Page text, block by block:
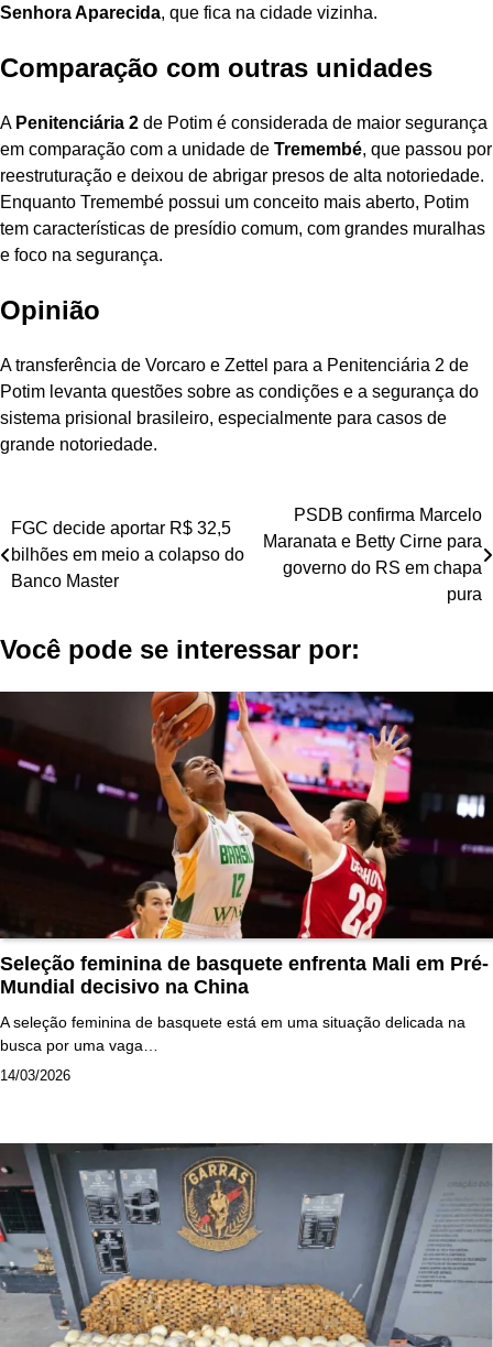
Senhora Aparecida, que fica na cidade vizinha.
Comparação com outras unidades
A Penitenciária 2 de Potim é considerada de maior segurança
em comparação com a unidade de Tremembé, que passou por
reestruturação e deixou de abrigar presos de alta notoriedade.
Enquanto Tremembé possui um conceito mais aberto, Potim
tem características de presídio comum, com grandes muralhas
e foco na segurança.
Opinião
A transferência de Vorcaro e Zettel para a Penitenciária 2 de
Potim levanta questões sobre as condições e a segurança do
sistema prisional brasileiro, especialmente para casos de
grande notoriedade.
Navegação
de
FGC decide aportar R$ 32,5
bilhões em meio a colapso do
Banco Master
PSDB confirma Marcelo
Maranata e Betty Cirne para
governo do RS em chapa
pura
Você pode se interessar por:
Seleção feminina de basquete enfrenta Mali em Pré-
Mundial decisivo na China
A seleção feminina de basquete está em uma situação delicada na
busca por uma vaga…
14/03/2026